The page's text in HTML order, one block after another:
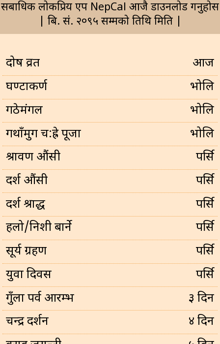
सर्बाधिक लोकप्रिय एप NepCal आजै डाउनलोड गर्नुहोस
| बि. सं. २०९५ सम्मको तिथि मिति |
प्रदोष व्रत
आज
घण्टाकर्ण
भोलि
गठेमंगल
भोलि
गथाँमुग च:ह्रे पूजा
भोलि
श्रावण औंसी
पर्सि
दर्श औंसी
पर्सि
दर्श श्राद्ध
पर्सि
हलो/निशी बार्ने
पर्सि
सूर्य ग्रहण
पर्सि
युवा दिवस
पर्सि
गुँला पर्व आरम्भ
३ दिन
चन्द्र दर्शन
४ दिन